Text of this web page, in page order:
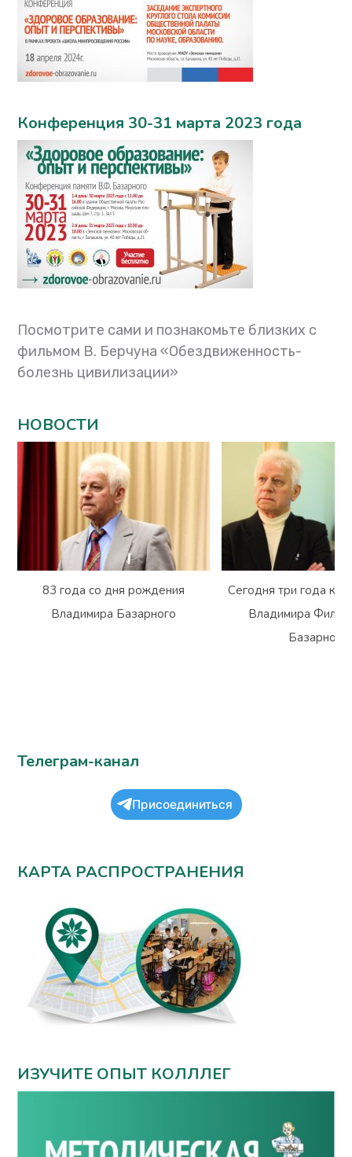
Конференция 30-31 марта 2023 года
Посмотрите сами и познакомьте близких с
фильмом В. Берчуна «Обездвиженность-
болезнь цивилизации»
НОВОСТИ
Сегодня три года как с нами нет
Владимира Филипповича
Ушёл из жизни
Юрьевич
Телеграм-канал
Присоединиться
КАРТА РАСПРОСТРАНЕНИЯ
ИЗУЧИТЕ ОПЫТ КОЛЛЛЕГ